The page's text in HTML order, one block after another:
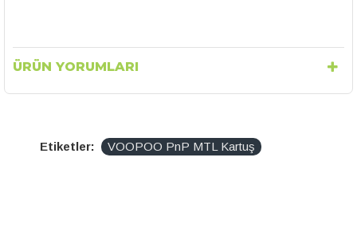
ÜRÜN YORUMLARI
Etiketler: VOOPOO PnP MTL Kartuş